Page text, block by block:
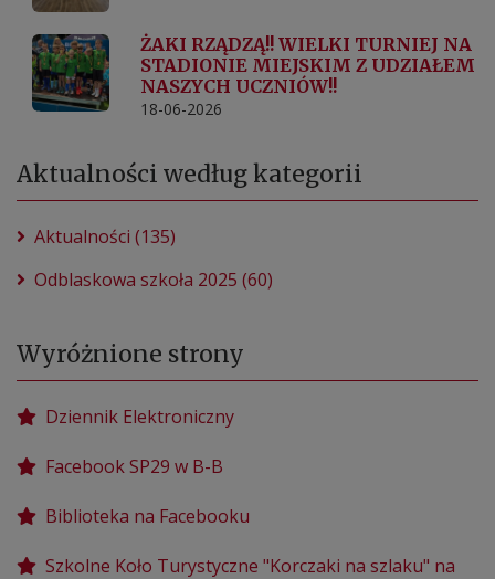
ŻAKI RZĄDZĄ!! WIELKI TURNIEJ NA
STADIONIE MIEJSKIM Z UDZIAŁEM
NASZYCH UCZNIÓW!!
18-06-2026
Aktualności według kategorii
Aktualności (135)
Odblaskowa szkoła 2025 (60)
Wyróżnione strony
Dziennik Elektroniczny
Facebook SP29 w B-B
Biblioteka na Facebooku
Szkolne Koło Turystyczne "Korczaki na szlaku" na